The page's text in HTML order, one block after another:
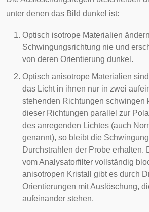
unter denen das Bild dunkel ist:
Optisch isotrope Materialien
Schwingungsrichtung nie und
von deren Orientierung dunkel.
Optisch anisotrope Materialien
das Licht in ihnen nur in zwei
stehenden Richtungen schwingen
dieser Richtungen parallel zur
des anregenden Lichtes (auch
genannt), so bleibt die
Durchstrahlen der Probe erhalten.
vom Analysatorfilter vollständig
anisotropen Kristall gibt es durch
Orientierungen mit Auslöschung,
aufeinander stehen.